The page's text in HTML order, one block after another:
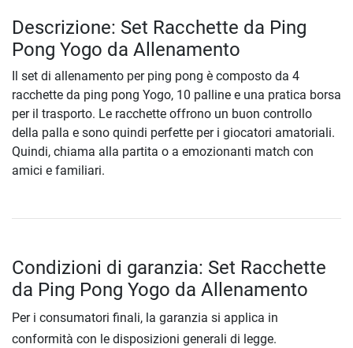
Descrizione: Set Racchette da Ping
Pong Yogo da Allenamento
Il set di allenamento per ping pong è composto da 4
racchette da ping pong Yogo, 10 palline e una pratica borsa
per il trasporto. Le racchette offrono un buon controllo
della palla e sono quindi perfette per i giocatori amatoriali.
Quindi, chiama alla partita o a emozionanti match con
amici e familiari.
Condizioni di garanzia: Set Racchette
da Ping Pong Yogo da Allenamento
Per i consumatori finali, la garanzia si applica in
conformità con le disposizioni generali di legge.